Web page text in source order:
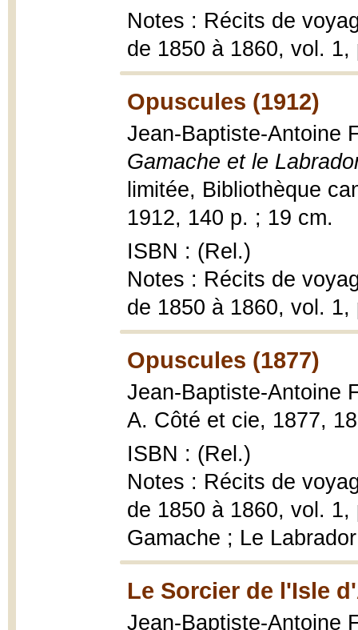
Notes : Récits de
de 1850 à 1860, vol.
Opuscules (1912)
Jean-Baptiste-Antoine
Gamache et le
limitée, Bibliothèque
1912, 140 p. ; 19 cm.
ISBN : (Rel.)
Notes : Récits de
de 1850 à 1860, vol.
Opuscules (1877)
Jean-Baptiste-Antoine
A. Côté et cie, 1877,
ISBN : (Rel.)
Notes : Récits de
de 1850 à 1860, vol.
Gamache ; Le Labrador
Le Sorcier de l'Isle
Jean-Baptiste-Antoine